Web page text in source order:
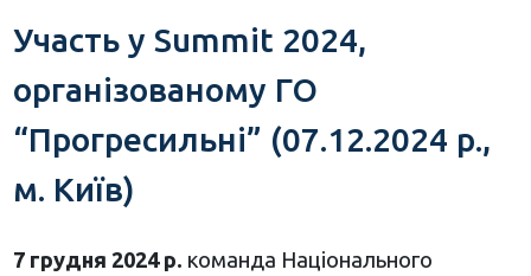
Участь у Summit 2024,
організованому ГО
“Прогресильні” (07.12.2024 р.,
м. Київ)
7 грудня 2024 р. команда Національного